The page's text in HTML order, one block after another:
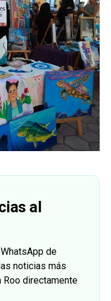
al
de
noticias más
Roo directamente